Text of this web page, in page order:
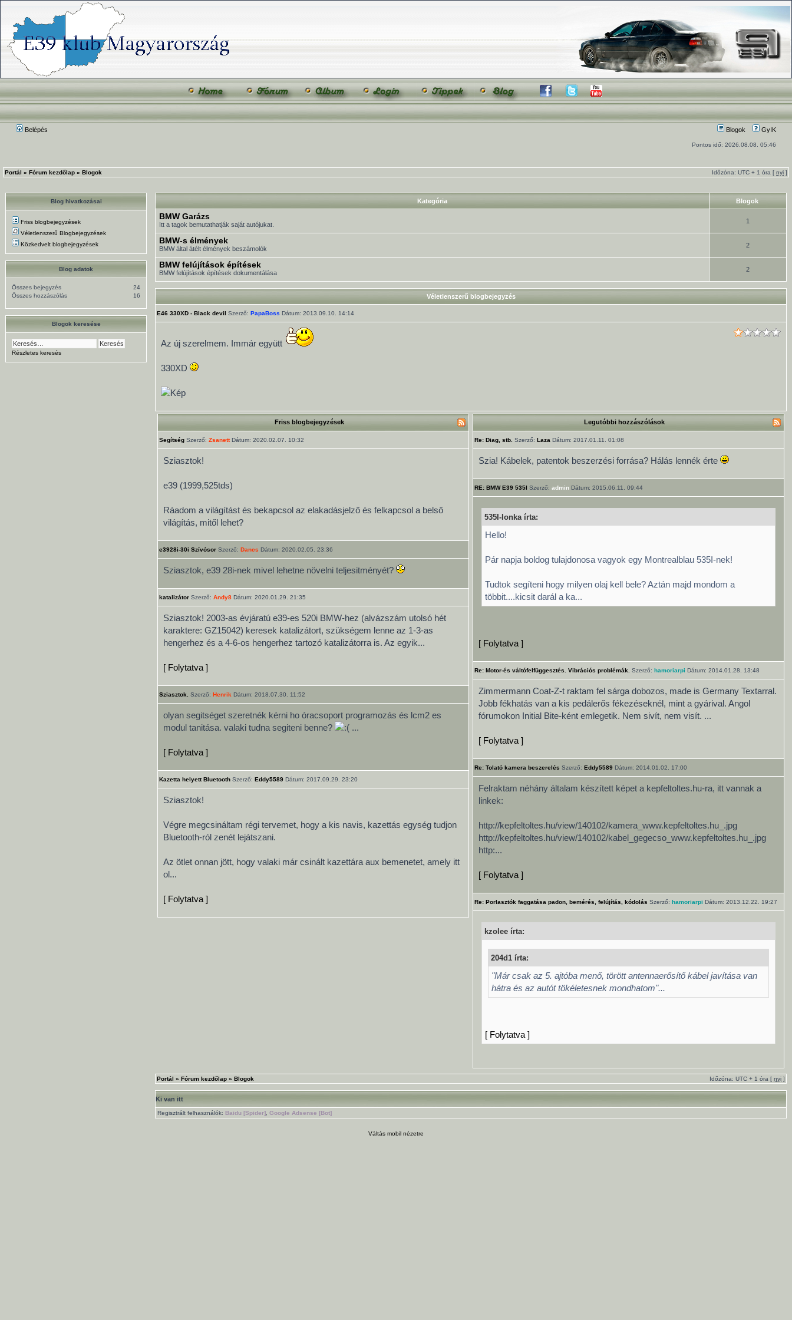
Belépés Blogok GyIK
Pontos idő: 2026.08.08. 05:46
Portál » Fórum kezdőlap » Blogok Időzóna: UTC + 1 óra [ nyi ]
Blog hivatkozásai
Friss blogbejegyzések
Véletlenszerű Blogbejegyzések
Közkedvelt blogbejegyzések
Blog adatok
24
Összes bejegyzés
16
Összes hozzászólás
Blogok keresése
Részletes keresés
Kategória Blogok
BMW Garázs
Itt a tagok bemutathatják saját autójukat. 1
BMW-s élmények
BMW által átélt élmények beszámolók 2
BMW felújítások építések
BMW felújítások építések dokumentálása 2
Véletlenszerű blogbejegyzés
E46 330XD - Black devil Szerző: PapaBoss Dátum: 2013.09.10. 14:14
Az új szerelmem. Immár együtt
330XD
Friss blogbejegyzések
Segítség Szerző: ZsanettDátum: 2020.02.07. 10:32
Sziasztok!
e39 (1999,525tds)
Ráadom a világítást és bekapcsol az elakadásjelző és felkapcsol a belső
világítás, mitől lehet?
e3928i-30i Szívósor Szerző: Dancs Dátum: 2020.02.05. 23:36
Sziasztok, e39 28i-nek mivel lehetne növelni teljesitményét?
katalizátor Szerző: Andy8 Dátum: 2020.01.29. 21:35
Sziasztok! 2003-as évjáratú e39-es 520i BMW-hez (alvázszám utolsó hét
karaktere: GZ15042) keresek katalizátort, szükségem lenne az 1-3-as
hengerhez és a 4-6-os hengerhez tartozó katalizátorra is. Az egyik...
[ Folytatva ]
Sziasztok. Szerző: Henrik Dátum: 2018.07.30. 11:52
olyan segitséget szeretnék kérni ho óracsoport programozás és lcm2 es
modul tanitása. valaki tudna segiteni benne?
...
[ Folytatva ]
Kazetta helyett Bluetooth Szerző: Eddy5589 Dátum: 2017.09.29. 23:20
Sziasztok!
Végre megcsináltam régi tervemet, hogy a kis navis, kazettás egység tudjon
Bluetooth-ról zenét lejátszani.
Az ötlet onnan jött, hogy valaki már csinált kazettára aux bemenetet, amely itt
ol...
[ Folytatva ]
Legutóbbi hozzászólások
Re: Diag, stb. Szerző: Laza Dátum: 2017.01.11. 01:08
Szia! Kábelek, patentok beszerzési forrása? Hálás lennék érte
RE: BMW E39 535I Szerző: admin Dátum: 2015.06.11. 09:44
535I-lonka írta:
Hello!
Pár napja boldog tulajdonosa vagyok egy Montrealblau 535I-nek!
Tudtok segíteni hogy milyen olaj kell bele? Aztán majd mondom a
többit....kicsit darál a ka...
[ Folytatva ]
Re: Motor-és váltófelfüggesztés. Vibrációs problémák. Szerző: hamoriarpi Dátum: 2014.01.28. 13:48
Zimmermann Coat-Z-t raktam fel sárga dobozos, made is Germany Textarral.
Jobb fékhatás van a kis pedálerős fékezéseknél, mint a gyárival. Angol
fórumokon Initial Bite-ként emlegetik. Nem sivít, nem visít. ...
[ Folytatva ]
Re: Tolató kamera beszerelés Szerző: Eddy5589 Dátum: 2014.01.02. 17:00
Felraktam néhány általam készített képet a kepfeltoltes.hu-ra, itt vannak a
linkek:
http://kepfeltoltes.hu/view/140102/kamera_www.kepfeltoltes.hu_.jpg
http://kepfeltoltes.hu/view/140102/kabel_gegecso_www.kepfeltoltes.hu_.jpg
http:...
[ Folytatva ]
Re: Porlasztók faggatása padon, bemérés, felújítás, kódolás Szerző: hamoriarpi Dátum: 2013.12.22. 19:27
kzolee írta:
204d1 írta:
"Már csak az 5. ajtóba menő, törött antennaerősítő kábel javítása van
hátra és az autót tökéletesnek mondhatom"...
[ Folytatva ]
Portál » Fórum kezdőlap » Blogok Időzóna: UTC + 1 óra [ nyi ]
Ki van itt
Regisztrált felhasználók: Baidu [Spider] Google Adsense [Bot]
Váltás mobil nézetre